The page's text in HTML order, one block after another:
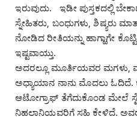
ಇರುವುದು. ಇಡೀ ಪುಸ್ತಕದಲ್ಲಿ
ಸ್ನೇಹಿತರು, ಬಂಧುಗಳು, ಶಿಷ್ಯರು
ನೋಡಿದ ರೀತಿಯನ್ನು ಹಾಗ್ಹಾಗೇ
ಇಷ್ಟವಾಯ್ತು.
ಅದರಲ್ಲೂ ಮೂರ್ತಿಯವರ ಮಗಳು,
ಅಧ್ಯಾಯಾನ ನಾನು ಮೊದಲು ಓದಿದೆ.
ಆಟೋಗ್ರಾಫ್ ತೆಗೆದುಕೊಂಡ ಮೇಲೆ
ನಿಹಲಾನಿಯವರಿಗೆ ಸಹಿ ಕೇಳಿದೆ.